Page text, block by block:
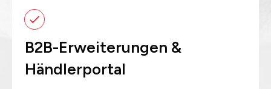
B2B-Erweiterungen &
Händlerportal